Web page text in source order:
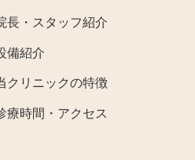
長・スタッフ紹介
備紹介
クリニックの特徴
療時間・アクセス